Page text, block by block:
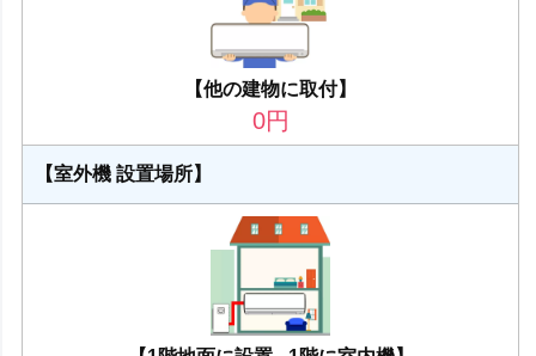
【他の建物に取付】
0円
【室外機 設置場所】